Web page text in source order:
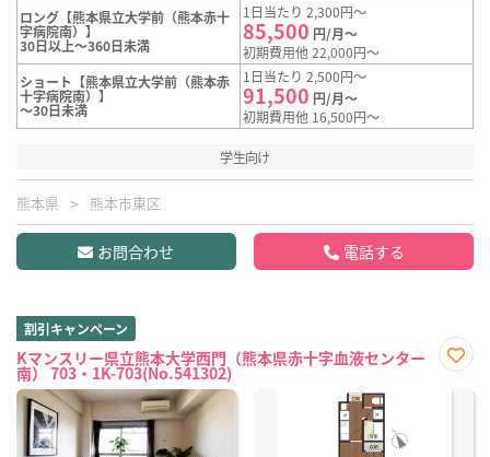
ロング【熊本県立大学前（熊本赤十
字病院南）】
30日以上～360日未満
1日当たり 2,300円～
85,500 円/月～
初期費用他 22,000円～
ショート【熊本県立大学前（熊本赤
十字病院南）】
～30日未満
1日当たり 2,500円～
91,500 円/月～
初期費用他 16,500円～
学生向け
熊本県 熊本市東区
お問合わせ 電話する
割引キャンペーン
Kマンスリー県立熊本大学西門（熊本県赤十字血液センター
南） 703・1K-703(No.541302)
に入